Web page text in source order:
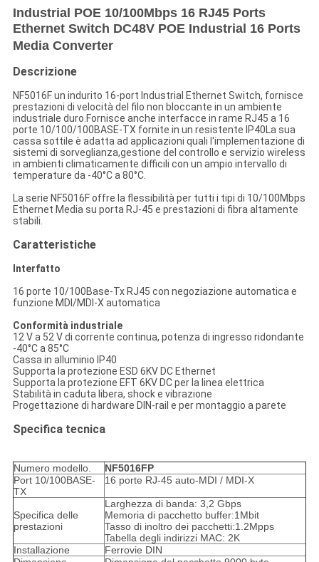
Industrial POE 10/100Mbps 16 RJ45 Ports
Ethernet Switch DC48V POE Industrial 16 Ports
Media Converter
Descrizione
NF5016F un indurito 16-port Industrial Ethernet Switch, fornisce
prestazioni di velocità del filo non bloccante in un ambiente
industriale duro.Fornisce anche interfacce in rame RJ45 a 16
porte 10/100/100BASE-TX fornite in un resistente IP40La sua
cassa sottile è adatta ad applicazioni quali l'implementazione di
sistemi di sorveglianza,gestione del controllo e servizio wireless
in ambienti climaticamente difficili con un ampio intervallo di
temperature da -40°C a 80°C.
La serie NF5016F offre la flessibilità per tutti i tipi di 10/100Mbps
Ethernet Media su porta RJ-45 e prestazioni di fibra altamente
stabili.
Caratteristiche
Interfatto
16 porte 10/100Base-Tx RJ45 con negoziazione automatica e
funzione MDI/MDI-X automatica
Conformità industriale
12 V a 52 V di corrente continua, potenza di ingresso ridondante
-40°C a 85°C
Cassa in alluminio IP40
Supporta la protezione ESD 6KV DC Ethernet
Supporta la protezione EFT 6KV DC per la linea elettrica
Stabilità in caduta libera, shock e vibrazione
Progettazione di hardware DIN-rail e per montaggio a parete
Specifica tecnica
Numero modello.
NF5016FP
Port 10/100BASE-
TX
16 porte RJ-45 auto-MDI / MDI-X
Specifica delle
prestazioni
Larghezza di banda: 3,2 Gbps
Memoria di pacchetto buffer:1Mbit
Tasso di inoltro dei pacchetti:1.2Mpps
Tabella degli indirizzi MAC: 2K
Installazione
Ferrovie DIN